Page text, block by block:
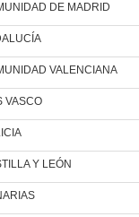
DE MADRID
VALENCIANA
VASCO
Y LEÓN